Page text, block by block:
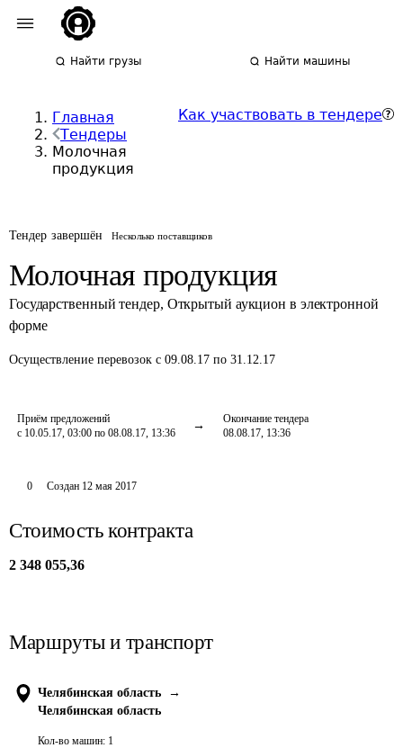
Найти грузы Найти машины
Главная
Тендеры
Молочная
продукция
Как участвовать в тендере
Тендер завершён Несколько поставщиков
Молочная продукция
Государственный тендер, Открытый аукцион в электронной
форме
Осуществление перевозок с 09.08.17 по 31.12.17
Приём предложений
с 10.05.17, 03:00 по 08.08.17, 13:36
Окончание тендера
08.08.17, 13:36
0 Создан 12 мая 2017
Стоимость контракта
2 348 055,36
Маршруты и транспорт
Челябинская область
→
Челябинская область
Кол-во машин: 1